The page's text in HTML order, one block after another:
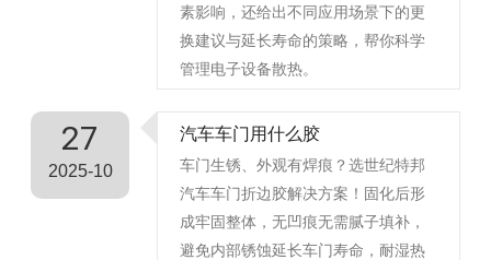
素影响，还给出不同应用场景下的更
换建议与延长寿命的策略，帮你科学
管理电子设备散热。
27
2025-10
汽车车门用什么胶
车门生锈、外观有焊痕？选世纪特邦
汽车车门折边胶解决方案！固化后形
成牢固整体，无凹痕无需腻子填补，
避免内部锈蚀延长车门寿命，耐湿热